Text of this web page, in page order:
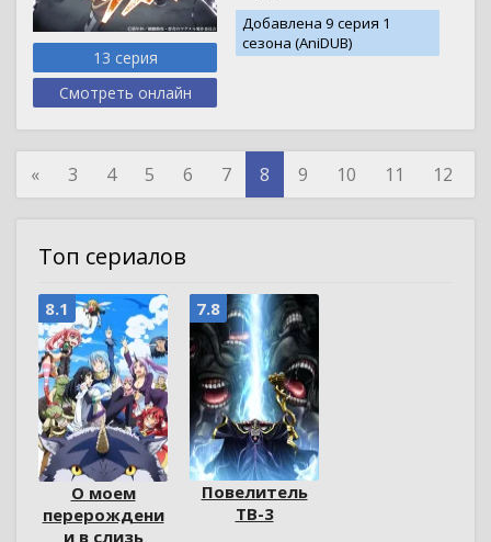
13 серия
Смотреть онлайн
Добавлена 9 серия 1
сезона (AniDUB)
« 3 4 5 6 7 8 9 10 11 12
Топ сериалов
8.1
О моем
перерождени
и в слизь
7.8
Повелитель
ТВ-3